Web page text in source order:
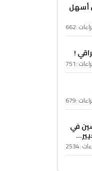
أسهل
:
662
!
:
751
:
679
في
:
2534